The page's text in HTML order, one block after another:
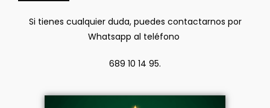
Si tienes cualquier duda, puedes contactarnos por
Whatsapp al teléfono
689 10 14 95.